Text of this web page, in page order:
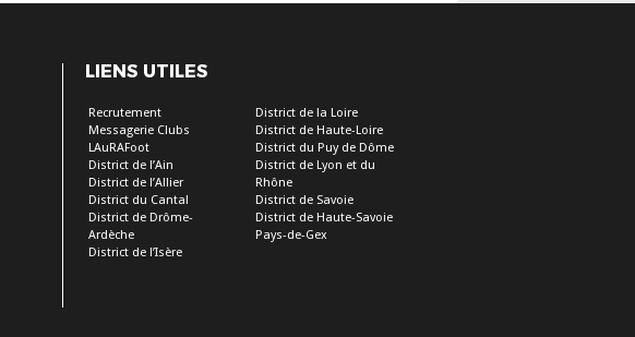
LIENS UTILES
Recrutement
Messagerie Clubs
LAuRAFoot
District de l’Ain
District de l’Allier
District du Cantal
District de Drôme-
Ardèche
District de l’Isère
District de la Loire
District de Haute-Loire
District du Puy de Dôme
District de Lyon et du
Rhône
District de Savoie
District de Haute-Savoie
Pays-de-Gex